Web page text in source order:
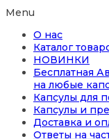
Menu
О нас
Каталог
НОВИНКИ
Бесплатная
на любые
Капсулы для
Капсулы и
Доставка и
Ответы на